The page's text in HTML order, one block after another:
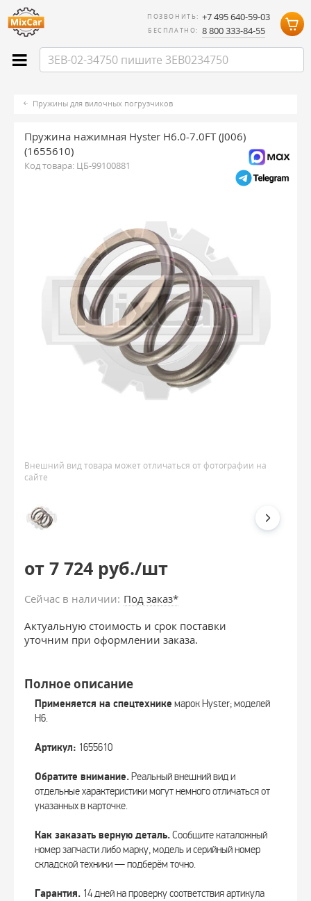
ПОЗВОНИТЬ: +7 495 640-59-03
БЕСПЛАТНО: 8 800 333-84-55
Пружины для вилочных погрузчиков
Пружина нажимная Hyster H6.0-7.0FT (J006)
(1655610)
Код товара: ЦБ-99100881
Внешний вид товара может отличаться от фотографии на
сайте
от 7 724 руб./шт
Сейчас в наличии: Под заказ*
Актуальную стоимость и срок поставки
уточним при оформлении заказа.
Полное описание
Применяется на спецтехнике марок Hyster; моделей
H6.
Артикул: 1655610
Обратите внимание.Реальный внешний вид и
отдельные характеристики могут немного отличаться от
указанных в карточке.
Как заказать верную деталь.Сообщите каталожный
номер запчасти либо марку, модель и серийный номер
складской техники — подберём точно.
Гарантия. 14 дней на проверку соответствия артикула